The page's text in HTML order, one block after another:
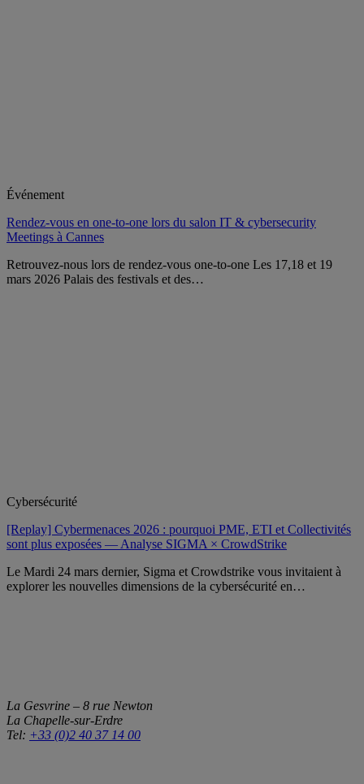
Événement
Rendez-vous en one-to-one lors du salon IT & cybersecurity
Meetings à Cannes
Retrouvez-nous lors de rendez-vous one-to-one Les 17,18 et 19
mars 2026 Palais des festivals et des…
Cybersécurité
[Replay] Cybermenaces 2026 : pourquoi PME, ETI et Collectivités
sont plus exposées — Analyse SIGMA × CrowdStrike
Le Mardi 24 mars dernier, Sigma et Crowdstrike vous invitaient à
explorer les nouvelles dimensions de la cybersécurité en…
La Gesvrine – 8 rue Newton
La Chapelle-sur-Erdre
Tel: +33 (0)2 40 37 14 00